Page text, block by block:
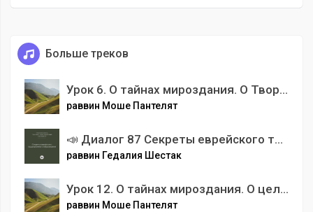
Больше треков
Урок 6. О тайнах мироздания. О Творце, благословенно имя Его
раввин Моше Пантелят
📣 Диалог 87 Секреты еврейского традиционного образования
раввин Гедалия Шестак
Урок 12. О тайнах мироздания. О цели Творения
раввин Моше Пантелят